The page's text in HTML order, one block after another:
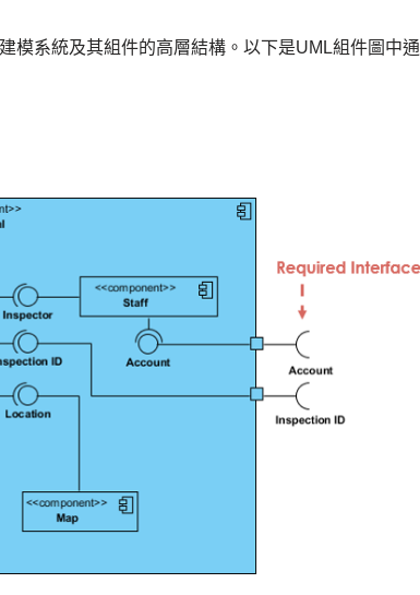
模系統及其組件的高層結構。以下是UML組件圖中通